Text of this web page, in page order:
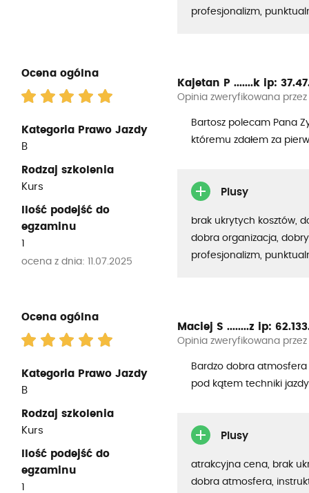
profesjonalizm,
Ocena ogólna
Kategoria Prawo Jazdy
B
Rodzaj szkolenia
Kurs
Ilość podejść do
egzaminu
1
ocena z dnia: 11.07.2025
Kajetan P .......k ip:
Opinia zweryfikowana
Bartosz polecam Pana
któremu zdałem za
Plusy
brak ukrytych kosztów,
dobra organizacja,
profesjonalizm,
Ocena ogólna
Kategoria Prawo Jazdy
B
Rodzaj szkolenia
Kurs
Ilość podejść do
egzaminu
1
Maciej S ........z ip:
Opinia zweryfikowana
Bardzo dobra
pod kątem techniki jazdy
Plusy
atrakcyjna cena, brak
dobra atmosfera,